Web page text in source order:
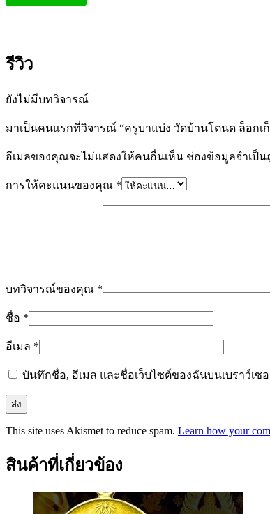
รีวิว
ยังไม่มีบทวิจารณ์
มาเป็นคนแรกที่วิจารณ์ “ครูบาแบ่ง วัดบ้านโตนด ล็อกเ
อีเมลของคุณจะไม่แสดงให้คนอื่นเห็น ช่องข้อมูลจำเป็น
การให้คะแนนของคุณ *
บทวิจารณ์ของคุณ *
ชื่อ *
อีเมล *
บันทึกชื่อ, อีเมล และชื่อเว็บไซต์ของฉันบนเบราว์เซ
This site uses Akismet to reduce spam. Learn how your
สินค้าที่เกี่ยวข้อง